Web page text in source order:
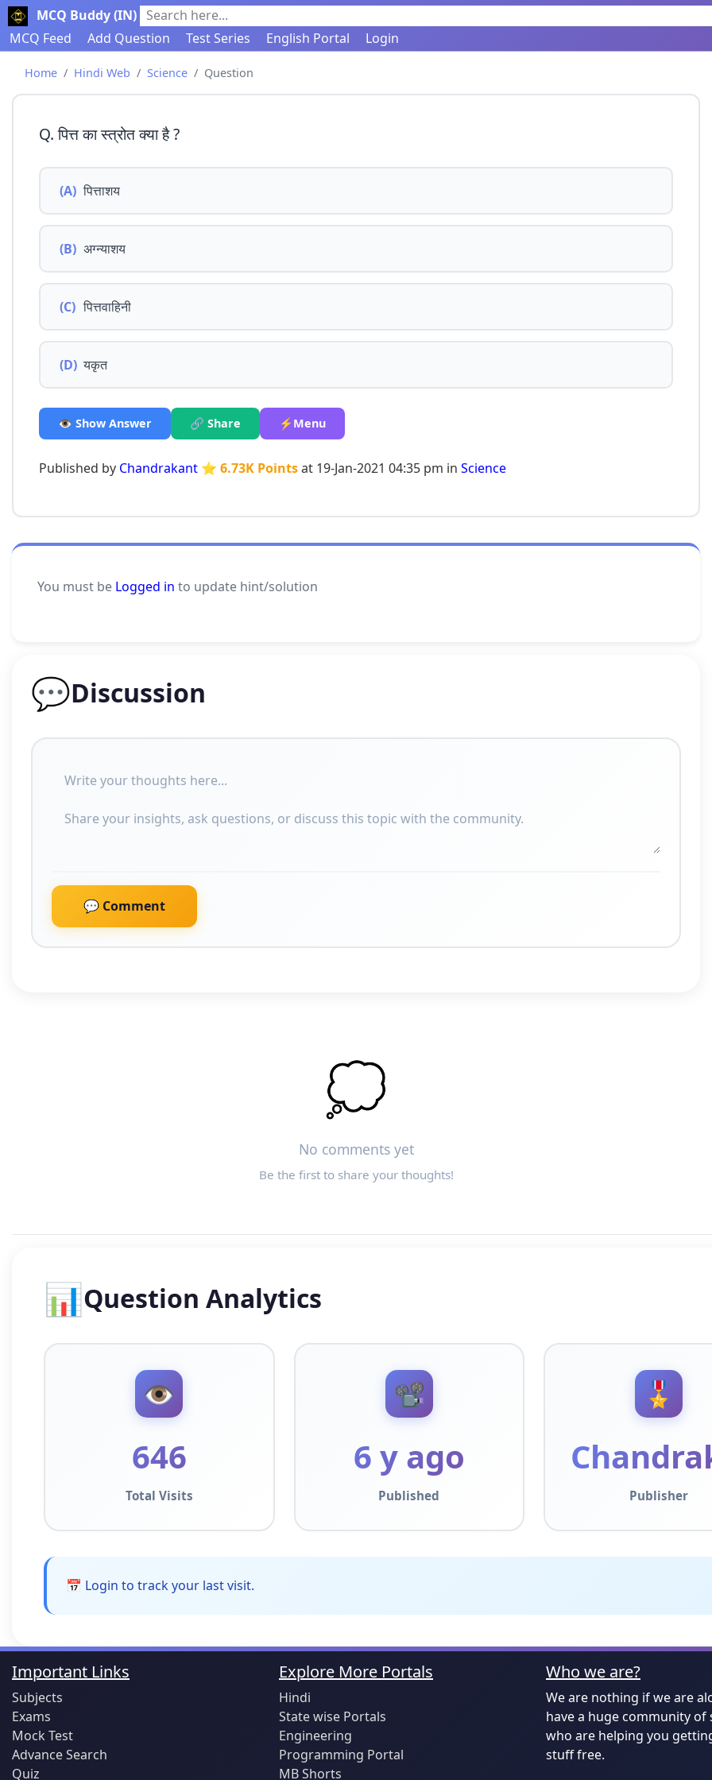
MCQ Buddy (IN) Search here...
MCQ Feed
Add Question Test Series English Portal Login
Home Hindi Web Science Question
Q. पित्त का स्त्रोत क्या है ?
(A) पित्ताशय
(B) अग्न्याशय
(C) पित्तवाहिनी
(D) यकृत
👁️ Show Answer 🔗 Share ⚡Menu
Published by Chandrakant ⭐ 6.73K Pointsat 19-Jan-2021 04:35 pm in Science
You must be Logged in to update hint/solution
💬Discussion
💬 Comment
💭
No comments yet
Be the first to share your thoughts!
📊Question Analytics
👁️
646
Total Visits
📽️
6 y ago
Published
🎖️
Publisher
📅 Login to track your last visit.
Important Links
Subjects
Exams
Mock Test
Advance Search
Quiz
Explore More Portals
Hindi
State wise Portals
Engineering
Programming Portal
MB Shorts
Who we are?
We are nothing if we are
have a huge community of
who are helping you
stuff free.